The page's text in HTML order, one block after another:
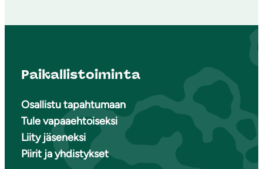
Paikallistoiminta
Osallistu tapahtumaan
Tule vapaaehtoiseksi
Liity jäseneksi
Piirit ja yhdistykset